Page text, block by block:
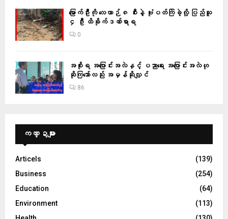
မြောက်ဦးကို လေယာဉ် ၈ စီးနဲ့ ဗုံးပတ်ကြဲခဲ့လို့ ပြည်သူ
၄ ဦး ထိခိုက်ဒဏ်ရာရ
0
အစိုးရ အပြောင်းအလဲနှင့် ပညာရေး အပြောင်းအလဲဟု
ဆိုကြသော်လည်း အမှန်ဆိုလျှင်
86
ကဏ္ဍများ
Articels
(139)
Business
(254)
Education
(64)
Environment
(113)